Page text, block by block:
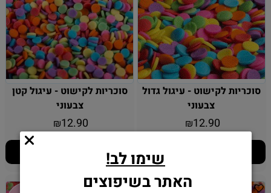
סוכריות לקישוט - עיגול גדול
צבעוני
₪12.90
סוכריות לקישוט - עיגול קטן
צבעוני
₪12.90
שימו לב!
האתר בשיפוצים